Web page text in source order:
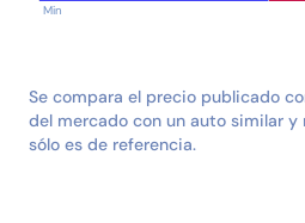
Min
Se compara el precio publicado
del mercado con un auto similar
sólo es de referencia.